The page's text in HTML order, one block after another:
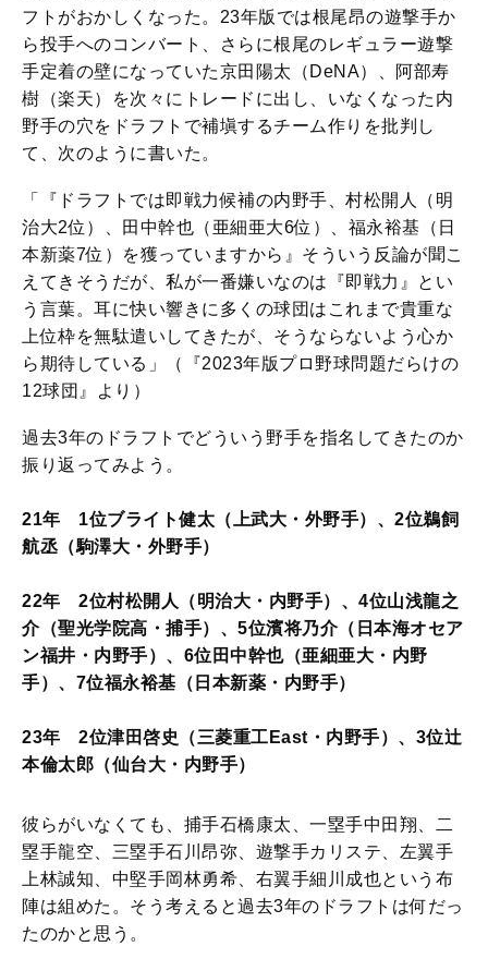
フトがおかしくなった。23年版では根尾昂の遊撃手か
ら投手へのコンバート、さらに根尾のレギュラー遊撃
手定着の壁になっていた京田陽太（DeNA）、阿部寿
樹（楽天）を次々にトレードに出し、いなくなった内
野手の穴をドラフトで補塡するチーム作りを批判し
て、次のように書いた。
「『ドラフトでは即戦力候補の内野手、村松開人（明
治大2位）、田中幹也（亜細亜大6位）、福永裕基（日
本新薬7位）を獲っていますから』そういう反論が聞こ
えてきそうだが、私が一番嫌いなのは『即戦力』とい
う言葉。耳に快い響きに多くの球団はこれまで貴重な
上位枠を無駄遣いしてきたが、そうならないよう心か
ら期待している」（『2023年版プロ野球問題だらけの
12球団』より）
過去3年のドラフトでどういう野手を指名してきたのか
振り返ってみよう。
21年 1位ブライト健太（上武大・外野手）、2位鵜飼
航丞（駒澤大・外野手）
22年 2位村松開人（明治大・内野手）、4位山浅龍之
介（聖光学院高・捕手）、5位濱将乃介（日本海オセア
ン福井・内野手）、6位田中幹也（亜細亜大・内野
手）、7位福永裕基（日本新薬・内野手）
23年 2位津田啓史（三菱重工East・内野手）、3位辻
本倫太郎（仙台大・内野手）
彼らがいなくても、捕手石橋康太、一塁手中田翔、二
塁手龍空、三塁手石川昂弥、遊撃手カリステ、左翼手
上林誠知、中堅手岡林勇希、右翼手細川成也という布
陣は組めた。そう考えると過去3年のドラフトは何だっ
たのかと思う。